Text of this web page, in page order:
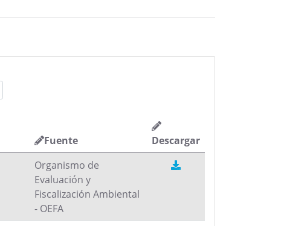
Fuente
Descargar
Organismo de
Evaluación y
Fiscalización Ambiental
- OEFA